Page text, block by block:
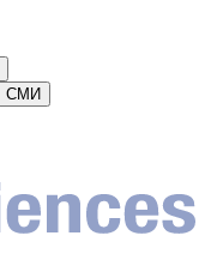
СМИ